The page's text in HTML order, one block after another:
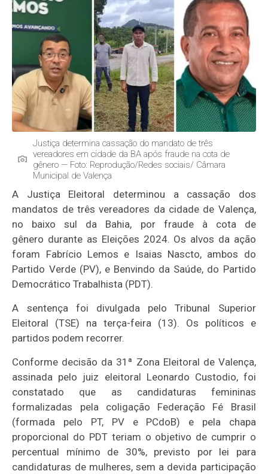
Justiça determina cassação do mandato de três
vereadores em cidade da BA após fraude na cota de
gênero — Foto: Reprodução/Redes sociais/ Câmara
Municipal de Valença
A Justiça Eleitoral determinou a cassação dos
mandatos de três vereadores da cidade de Valença,
no baixo sul da Bahia, por fraude à cota de
gênero durante as Eleições 2024. Os alvos da ação
foram Fabrício Lemos e Isaias Nascto, ambos do
Partido Verde (PV), e Benvindo da Saúde, do Partido
Democrático Trabalhista (PDT).
A sentença foi divulgada pelo Tribunal Superior
Eleitoral (TSE) na terça-feira (13). Os políticos e
partidos podem recorrer.
Conforme decisão da 31ª Zona Eleitoral de Valença,
assinada pelo juiz eleitoral Leonardo Custodio, foi
constatado que as candidaturas femininas
formalizadas pela coligação Federação Fé Brasil
(formada pelo PT, PV e PCdoB) e pela chapa
proporcional do PDT teriam o objetivo de cumprir o
percentual mínimo de 30%, previsto por lei para
candidaturas de mulheres, sem a devida participação